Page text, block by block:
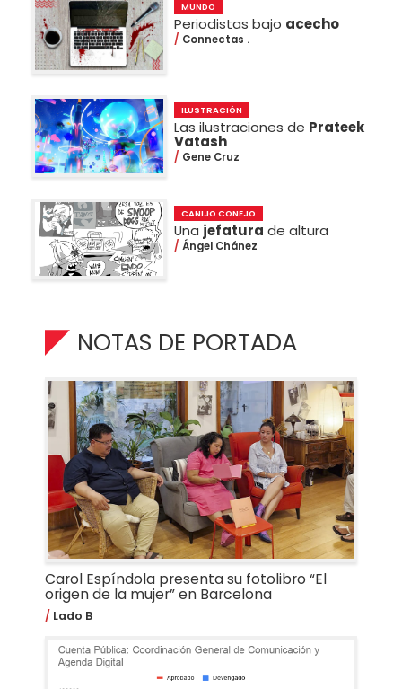
MUNDO
Periodistas bajo acecho
Connectas .
ILUSTRACIÓN
Las ilustraciones de Prateek
Vatash
Gene Cruz
CANIJO CONEJO
Una jefatura de altura
Ángel Chánez
NOTAS DE PORTADA
Carol Espíndola presenta su fotolibro “El
origen de la mujer” en Barcelona
Lado B